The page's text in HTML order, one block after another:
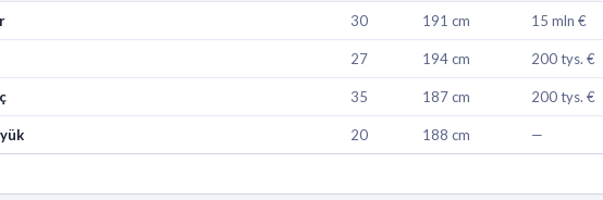
30 191 cm 15 mln €
27 194 cm 200 tys. €
35 187 cm 200 tys. €
20 188 cm —